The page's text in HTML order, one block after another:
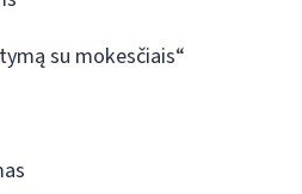
su mokesčiais“